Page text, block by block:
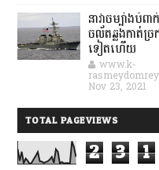
នាវាចម្បាំងបំ
ចល័តឆ្លងកាត់ច្រ
ទៀតហើយ
www.k-
Nov 23, 2021
TOTAL PAGEVIEWS
2 3 1